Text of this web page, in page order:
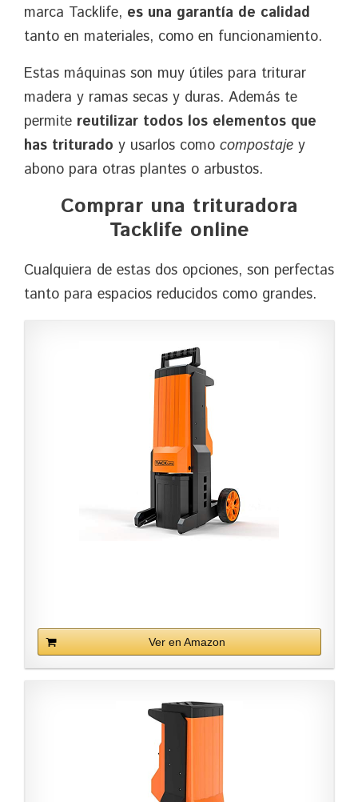
marca Tacklife, es una garantía de calidad
tanto en materiales, como en funcionamiento.
Estas máquinas son muy útiles para triturar
madera y ramas secas y duras. Además te
permite reutilizar todos los elementos que
has triturado y usarlos como compostaje y
abono para otras plantes o arbustos.
Comprar una trituradora
Tacklife online
Cualquiera de estas dos opciones, son perfectas
tanto para espacios reducidos como grandes.
Ver en Amazon